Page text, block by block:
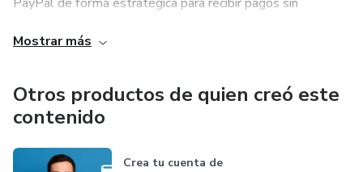
oportunidades en el mercado global.
En mis cursos encontrarás explicaciones claras, prácticas y
paso a paso, diseñadas para que cualquier persona —
incluso sin experiencia previa— pueda dominar el uso de
PayPal y aprovecharlo al máximo
Mostrar más
Otros productos de quien creó este
contenido
Crea tu cuenta de